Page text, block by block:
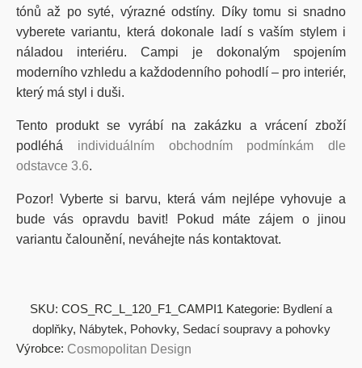
tónů až po syté, výrazné odstíny.
Díky tomu si snadno
vyberete variantu, která dokonale ladí s vaším stylem i
náladou interiéru.
Campi je dokonalým spojením
moderního vzhledu a každodenního pohodlí – pro interiér,
který má styl i duši.
Tento produkt se vyrábí na zakázku a vrácení zboží
podléhá individuálním obchodním podmínkám dle
odstavce 3.6.
Pozor! Vyberte si barvu, která vám nejlépe vyhovuje a
bude vás opravdu bavit! Pokud máte zájem o jinou
variantu čalounění, neváhejte nás kontaktovat.
SKU: COS_RC_L_120_F1_CAMPI1 Kategorie: Bydlení a
doplňky, Nábytek, Pohovky, Sedací soupravy a pohovky
Výrobce: Cosmopolitan Design